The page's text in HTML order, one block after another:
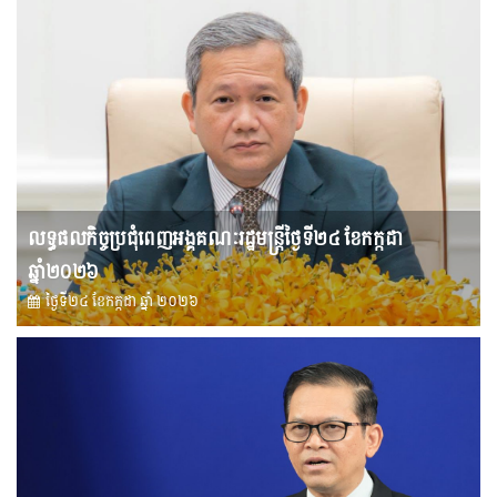
លទ្ធផលកិច្ចប្រជុំពេញអង្គគណៈរដ្ឋមន្រ្តីថ្ងៃទី២៤ ខែកក្កដា
ឆ្នាំ២០២៦
ថ្ងៃទី២៤ ខែ​កក្កដា ឆ្នាំ ២០២៦